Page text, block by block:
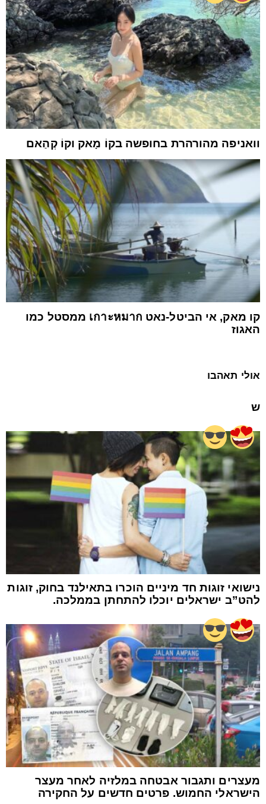
וואניפה מהורהרת בחופשה בקוֹ מָאק וקוֹ קְהַאם
קו מאק, אי הביטל-נאט เกาะหมาก ממסטל כמו
האגוז
אולי תאהבו
ש
נישואי זוגות חד מיניים הוכרו בתאילנד בחוק, זוגות
להט”ב ישראלים יוכלו להתחתן בממלכה.
מעצרים ותגבור אבטחה במלזיה לאחר מעצר
הישראלי החמוש. פרטים חדשים על החקירה